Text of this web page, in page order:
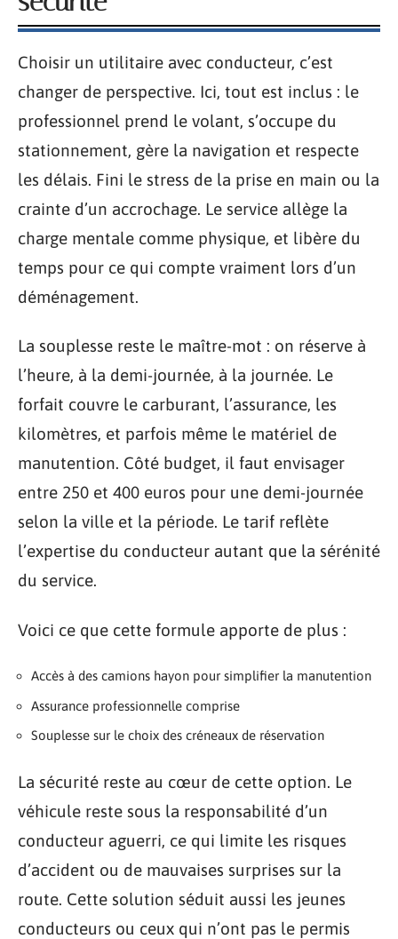
Choisir un utilitaire avec conducteur, c’est
changer de perspective. Ici, tout est inclus : le
professionnel prend le volant, s’occupe du
stationnement, gère la navigation et respecte
les délais. Fini le stress de la prise en main ou la
crainte d’un accrochage. Le service allège la
charge mentale comme physique, et libère du
temps pour ce qui compte vraiment lors d’un
déménagement.
La souplesse reste le maître-mot : on réserve à
l’heure, à la demi-journée, à la journée. Le
forfait couvre le carburant, l’assurance, les
kilomètres, et parfois même le matériel de
manutention. Côté budget, il faut envisager
entre 250 et 400 euros pour une demi-journée
selon la ville et la période. Le tarif reflète
l’expertise du conducteur autant que la sérénité
du service.
Voici ce que cette formule apporte de plus :
Accès à des camions hayon pour simplifier la manutention
Assurance professionnelle comprise
Souplesse sur le choix des créneaux de réservation
La sécurité reste au cœur de cette option. Le
véhicule reste sous la responsabilité d’un
conducteur aguerri, ce qui limite les risques
d’accident ou de mauvaises surprises sur la
route. Cette solution séduit aussi les jeunes
conducteurs ou ceux qui n’ont pas le permis